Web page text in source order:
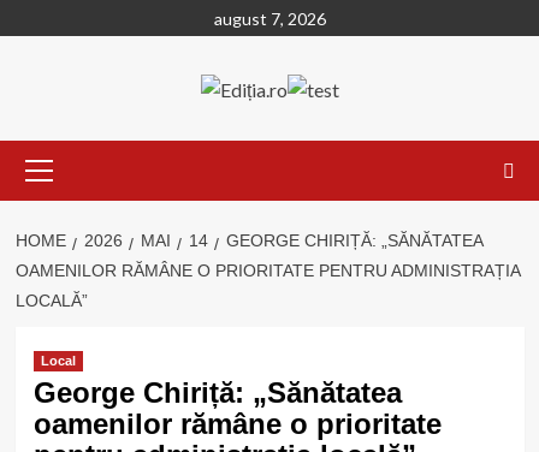
to
august 7, 2026
Menu
HOME 2026 MAI 14
GEORGE CHIRIȚĂ: „SĂNĂTATEA
OAMENILOR RĂMÂNE O PRIORITATE PENTRU ADMINISTRAȚIA
LOCALĂ”
Local
George Chiriță: „Sănătatea
oamenilor rămâne o prioritate